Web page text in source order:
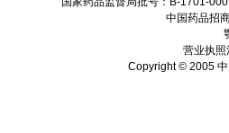
中国药品招
营业执
Copyright © 2005